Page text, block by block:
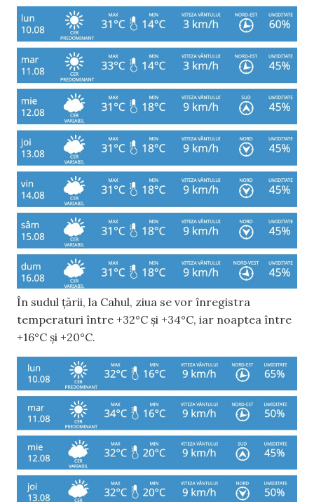
În sudul țării, la Cahul, ziua se vor înregistra
temperaturi între +32°C și +34°C, iar noaptea între
+16°C și +20°C.